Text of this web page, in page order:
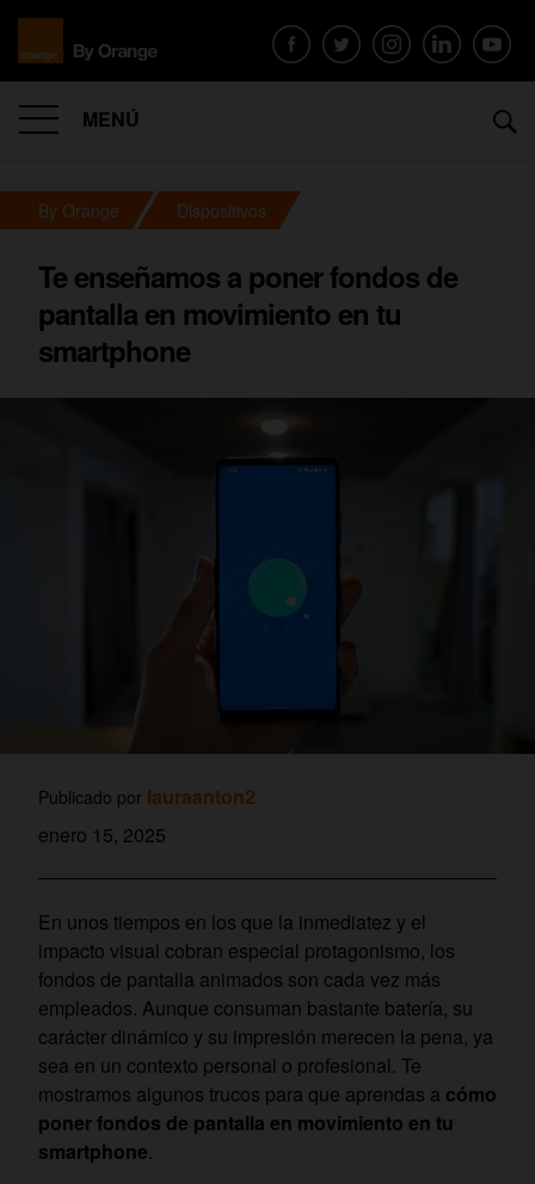
MENÚ
By Orange Dispositivos
Te enseñamos a poner fondos de
pantalla en movimiento en tu
smartphone
Publicado por lauraanton2
enero 15, 2025
En unos tiempos en los que la inmediatez y el
impacto visual cobran especial protagonismo, los
fondos de pantalla animados son cada vez más
empleados. Aunque consuman bastante batería, su
carácter dinámico y su impresión merecen la pena, ya
sea en un contexto personal o profesional. Te
mostramos algunos trucos para que aprendas a cómo
poner fondos de pantalla en movimiento en tu
smartphone.